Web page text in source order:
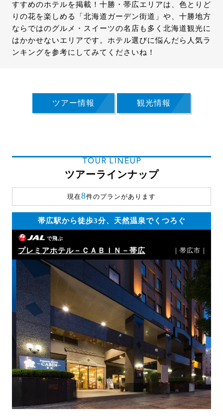
すすめのホテルを掲載！十勝・帯広エリアは、色とりど
りの花を楽しめる「北海道ガーデン街道」や、十勝地方
ならではのグルメ・スイーツの名店も多く北海道観光に
はかかせないエリアです。ホテル選びに悩んだら人気ラ
ンキングを参考にしてみてくださいね！
ツアー情報 観光情報
TOUR LINEUP
ツアーラインナップ
現在8件のプランがあります
帯広駅から徒歩3分、天然温泉でくつろぐ
で飛ぶ
プレミアホテル－ＣＡＢＩＮ－帯広 ｜帯広市｜